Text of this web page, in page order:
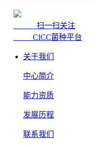
扫一扫关注
CICC菌种平台
关于我们
中心简介
能力资质
发展历程
联系我们